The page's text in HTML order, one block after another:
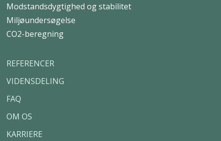
Modstandsdygtighed og stabilitet
Miljøundersøgelse
CO2-beregning
REFERENCER
VIDENSDELING
FAQ
OM OS
KARRIERE